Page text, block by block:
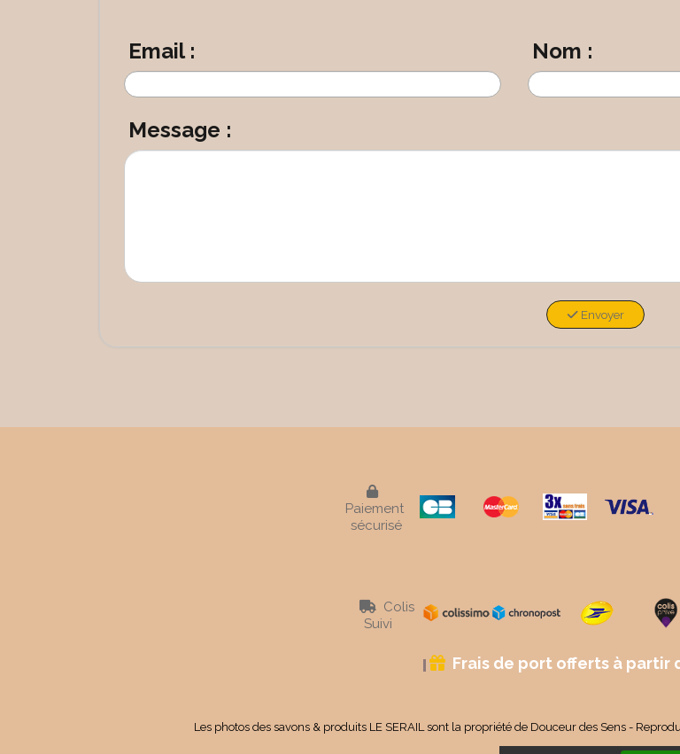
Email : Nom :
Message :
Envoyer

Paiement
sécurisé

Colis
Suivi
 Frais de port offerts à partir
Les photos des savons & produits LE SERAIL sont la propriété de Douceur des Sens -